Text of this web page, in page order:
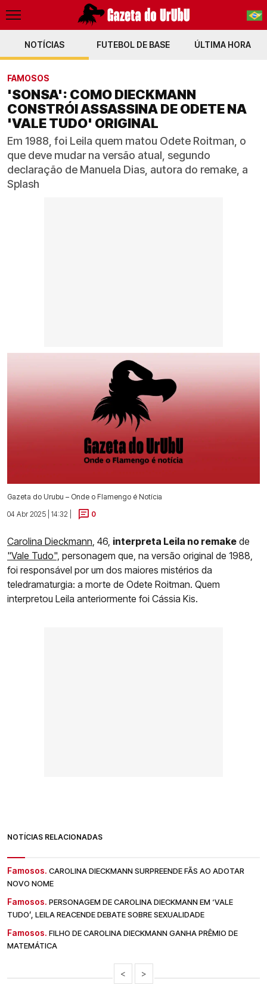
PT-BR
NOTÍCIAS FUTEBOL DE BASE ÚLTIMA HORA
FAMOSOS
'SONSA': COMO DIECKMANN
CONSTRÓI ASSASSINA DE ODETE NA
'VALE TUDO' ORIGINAL
Em 1988, foi Leila quem matou Odete Roitman, o
que deve mudar na versão atual, segundo
declaração de Manuela Dias, autora do remake, a
Splash
Gazeta do Urubu – Onde o Flamengo é Notícia
04 Abr 2025 | 14:32 |
0
Carolina Dieckmann, 46, interpreta Leila no remake de
"Vale Tudo", personagem que, na versão original de 1988,
foi responsável por um dos maiores mistérios da
teledramaturgia: a morte de Odete Roitman. Quem
interpretou Leila anteriormente foi Cássia Kis.
NOTÍCIAS RELACIONADAS
Famosos. CAROLINA DIECKMANN SURPREENDE FÃS AO ADOTAR
NOVO NOME
Famosos. PERSONAGEM DE CAROLINA DIECKMANN EM ‘VALE
TUDO’, LEILA REACENDE DEBATE SOBRE SEXUALIDADE
Famosos. FILHO DE CAROLINA DIECKMANN GANHA PRÊMIO DE
MATEMÁTICA
< >